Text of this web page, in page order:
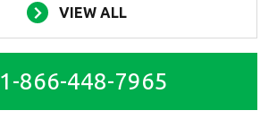
VIEW ALL
1-866-448-7965